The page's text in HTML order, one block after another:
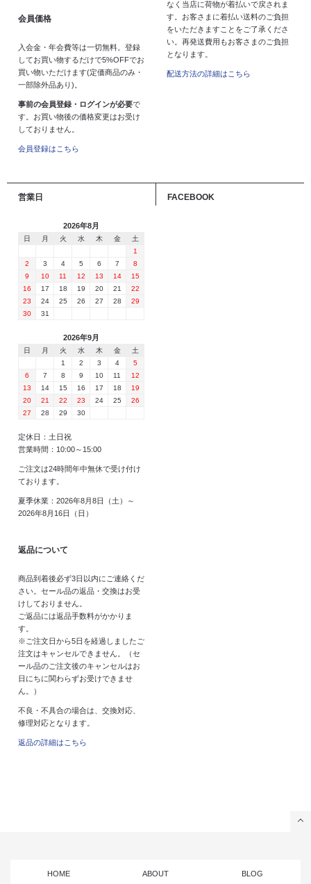
会員価格
入会金・年会費等は一切無料。登録
してお買い物するだけで5%OFFでお
買い物いただけます(定価商品のみ・
一部除外品あり)。
事前の会員登録・ログインが必要で
す。お買い物後の価格変更はお受け
しておりません。
会員登録はこちら
なく当店に荷物が着払いで戻されま
す。お客さまに着払い送料のご負担
をいただきますことをご了承くださ
い。再発送費用もお客さまのご負担
となります。
配送方法の詳細はこちら
営業日
2026年8月
日 月 火 水 木 金
土
1
2
3 4 5 6 7
8
9
10 11 12 13 14
15
16
17 18 19 20 21
22
23
24 25 26 27 28
29
30
31
2026年9月
日 月 火 水 木 金
土
1
2 3 4
5
6
7 8 9 10 11
12
13
14 15 16 17 18
19
20
21 22 23 24 25
26
27
28 29 30
定休日：土日祝
営業時間：10:00～15:00
ご注文は24時間年中無休で受け付け
ております。
夏季休業：2026年8月8日（土）～
2026年8月16日（日）
返品について
商品到着後必ず3日以内にご連絡くだ
さい。セール品の返品・交換はお受
けしておりません。
ご返品には返品手数料がかかりま
す。
※ご注文日から5日を経過しましたご
注文はキャンセルできません。（セ
ール品のご注文後のキャンセルはお
日にちに関わらずお受けできませ
ん。）
不良・不具合の場合は、交換対応、
修理対応となります。
返品の詳細はこちら
FACEBOOK
HOME ABOUT BLOG